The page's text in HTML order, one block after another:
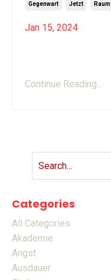
Gegenwart Jetzt Raum
Jan 15, 2024
Continue Reading...
Categories
All Categories
Akademie
Angst
Ausdauer